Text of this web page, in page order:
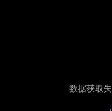
数据获取